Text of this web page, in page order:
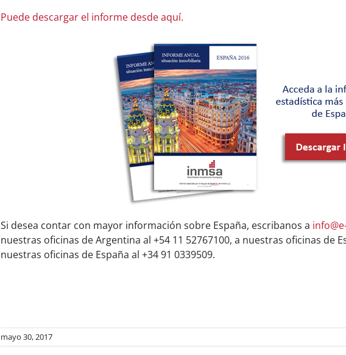
Puede descargar el informe desde aquí.
Si desea contar con mayor información sobre España, escribanos a
nuestras oficinas de Argentina al +54 11 52767100, a nuestras oficinas de
nuestras oficinas de España al +34 91 0339509.
mayo 30, 2017